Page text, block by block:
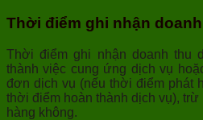
Thời điểm ghi nhận
Thời điểm ghi nhận doanh thu
thành việc cung ứng dịch vụ
đơn dịch vụ (nếu thời điểm phát
thời điểm hoàn thành dịch vụ),
hàng không.